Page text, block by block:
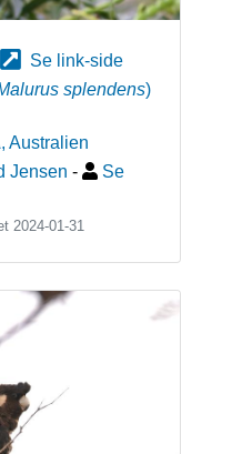
Se link-side
splendens)
, Australien
Jensen -
Se
2024-01-31